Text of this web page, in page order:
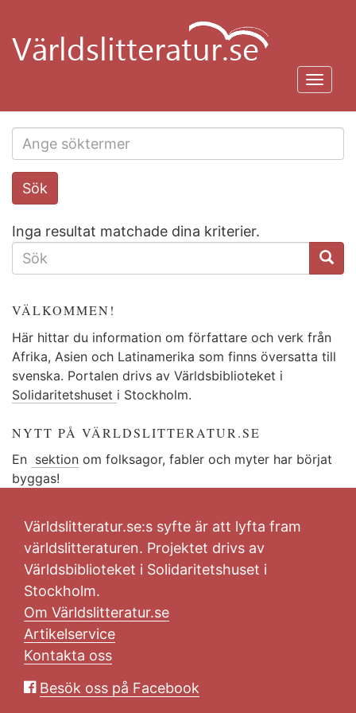
huvudinnehåll
Search
this
Sök
Inga resultat matchade dina kriterier.
SÖKFORMULÄR
VÄLKOMMEN!
Här hittar du information om författare och verk från
Afrika, Asien och Latinamerika som finns översatta till
svenska. Portalen drivs av Världsbiblioteket i
Solidaritetshuset i Stockholm.
NYTT PÅ VÄRLDSLITTERATUR.SE
En sektion om folksagor, fabler och myter har börjat
byggas!
Världslitteratur.se:s syfte är att lyfta fram
världslitteraturen. Projektet drivs av
Världsbiblioteket i Solidaritetshuset i
Stockholm.
Om Världslitteratur.se
Artikelservice
Kontakta oss
Besök oss på Facebook